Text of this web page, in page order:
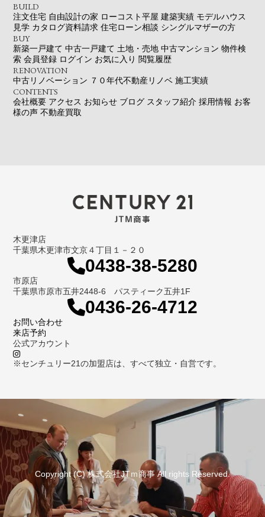
BUILD
注文住宅 自由設計の家 ローコスト平屋 建築実績 モデルハウス
見学 カタログ資料請求 住宅ローン相談 シングルマザーの方
BUY
新築一戸建て 中古一戸建て 土地・売地 中古マンション 物件検
索 会員登録 ログイン お気に入り 閲覧履歴
RENOVATION
中古リノベーション ７０年代不動産リノベ 施工実績
CONTENTS
会社概要 アクセス お知らせ ブログ スタッフ紹介 採用情報 お客
様の声 不動産買取
木更津店
千葉県木更津市文京４丁目１－２０
0438-38-5280
市原店
千葉県市原市五井2448-6 パスティーク五井1F
0436-26-4712
お問い合わせ
来店予約
公式アカウント
※センチュリー21の加盟店は、すべて独立・自営です。
Copyright (C) 株式会社JTｍ商事 All rights Reserved.